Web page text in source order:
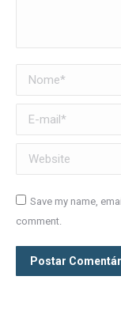
Nome *
E-mail *
Website
Save my name,
comment.
Postar